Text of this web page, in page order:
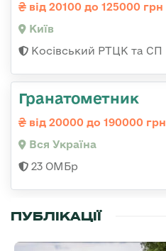
від 20100 до 125000 грн
Київ
Косівський РТЦК та СП
Гранатометник
від 20000 до 190000 грн
Вся Україна
23 ОМБр
ПУБЛІКАЦІЇ